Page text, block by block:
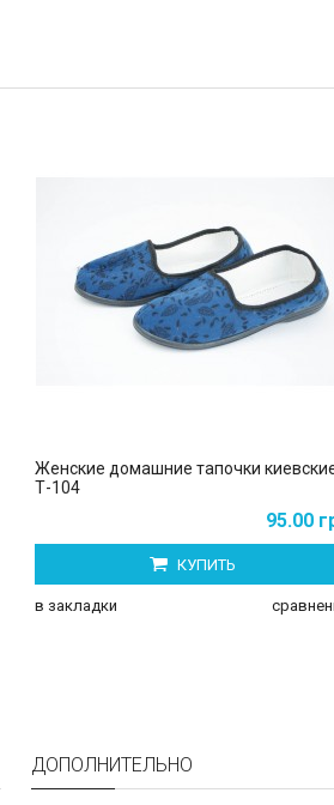
Женские домашние тапочки
Т-104
95.00
КУПИТЬ
в закладки
ДОПОЛНИТЕЛЬНО